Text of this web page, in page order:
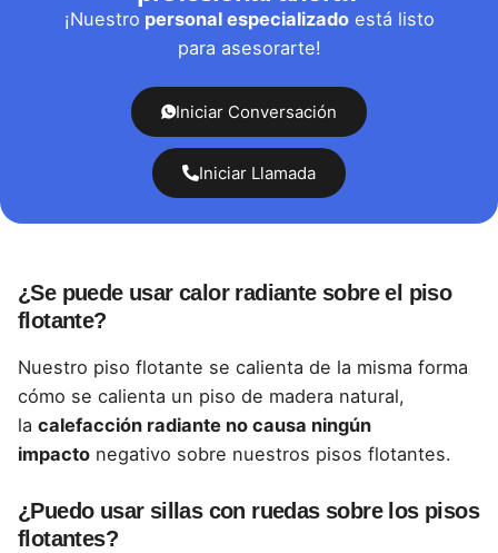
¡Nuestro personal especializadoestá listo
para asesorarte!
Iniciar Conversación
Iniciar Llamada
¿Se puede usar calor radiante sobre el piso
flotante?
Nuestro piso flotante se calienta de la misma forma
cómo se calienta un piso de madera natural,
la calefacción radiante no causa ningún
impacto negativo sobre nuestros pisos flotantes.
¿Puedo usar sillas con ruedas sobre los pisos
flotantes?